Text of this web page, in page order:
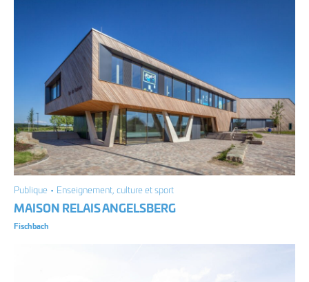
Publique • Enseignement, culture et sport
MAISON RELAIS ANGELSBERG
Fischbach